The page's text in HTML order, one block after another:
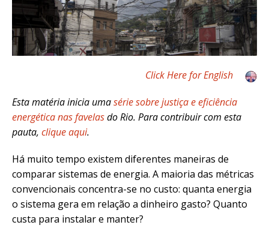
Click Here for English
Esta matéria inicia umasérie sobre justiça e eficiência
energética nas favelasdo Rio. Para contribuir com esta
pauta, clique aqui.
Há muito tempo existem diferentes maneiras de
comparar sistemas de energia. A maioria das métricas
convencionais concentra-se no custo: quanta energia
o sistema gera em relação a dinheiro gasto? Quanto
custa para instalar e manter?